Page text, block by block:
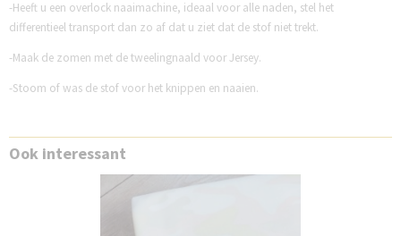
-Heeft u een overlock naaimachine, ideaal voor alle naden, stel het
differentieel transport dan zo af dat u ziet dat de stof niet trekt.
-Maak de zomen met de tweelingnaald voor Jersey.
-Stoom of was de stof voor het knippen en naaien.
Ook interessant